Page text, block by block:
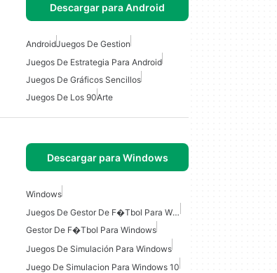
Descargar para Android
AndroidJuegos De Gestion
Juegos De Estrategia Para Android
Juegos De Gráficos Sencillos
Juegos De Los 90Arte
Descargar para Windows
Windows
Juegos De Gestor De F�tbol Para Windows
Gestor De F�tbol Para Windows
Juegos De Simulación Para Windows
Juego De Simulacion Para Windows 10